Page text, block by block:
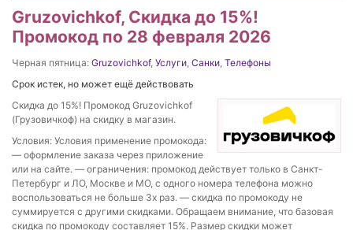
Gruzovichkof, Скидка до 15%!
Промокод по 28 февраля 2026
Черная пятница: Gruzovichkof, Услуги, Санки, Телефоны
Срок истек, но может ещё действовать
Скидка до 15%! Промокод Gruzovichkof
(Грузовичкоф) на скидку в магазин.
Условия: Условия применение промокода:
— оформление заказа через приложение
или на сайте. — ограничения: промокод действует только в Санкт-
Петербург и ЛО, Москве и МО, с одного номера телефона можно
воспользоваться не больше 3х раз. — скидка по промокоду не
суммируется с другими скидками. Обращаем внимание, что базовая
скидка по промокоду составляет 15%. Размер скидки может